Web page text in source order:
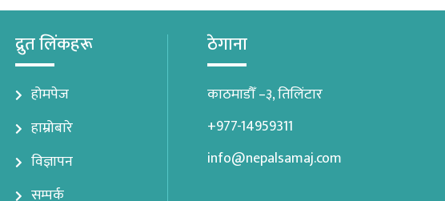
द्रुत लिंकहरू
होमपेज
हाम्रोबारे
विज्ञापन
सम्पर्क
ठेगाना
काठमाडौँ –३, तिलिंटार
+977-14959311
info@nepalsamaj.com